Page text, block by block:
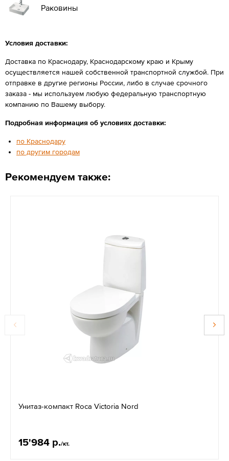
Раковины
Условия доставки:
Доставка по Краснодару, Краснодарскому краю и Крыму
осуществляется нашей собственной транспортной службой. При
отправке в другие регионы России, либо в случае срочного
заказа - мы используем любую федеральную транспортную
компанию по Вашему выбору.
Подробная информация об условиях доставки:
по Краснодару
по другим городам
Рекомендуем также:
Унитаз-компакт Roсa Victoria Nord
15'984 р./кт.